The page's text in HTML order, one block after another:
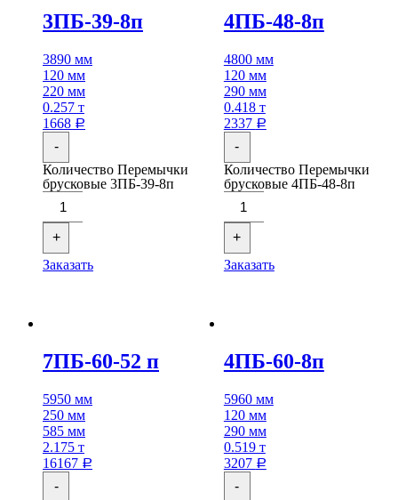
3ПБ-39-8п
3890 мм
120 мм
220 мм
0.257 т
1668 Р
-
Количество Перемычки
брусковые 3ПБ-39-8п
+
Заказать
4ПБ-48-8п
4800 мм
120 мм
290 мм
0.418 т
2337 Р
-
Количество Перемычки
брусковые 4ПБ-48-8п
+
Заказать
7ПБ-60-52 п
5950 мм
250 мм
585 мм
2.175 т
16167 Р
-
4ПБ-60-8п
5960 мм
120 мм
290 мм
0.519 т
3207 Р
-